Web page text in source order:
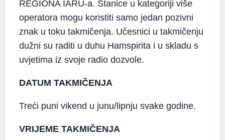
REGIONA IARU-a. Stanice u kategoriji više
operatora mogu koristiti samo jedan pozivni
znak u toku takmičenja. Učesnici u takmičenju
dužni su raditi u duhu Hamspirita i u skladu s
uvjetima iz svoje radio dozvole.
DATUM TAKMIČENJA
Treći puni vikend u junu/lipnju svake godine.
VRIJEME TAKMIČENJA